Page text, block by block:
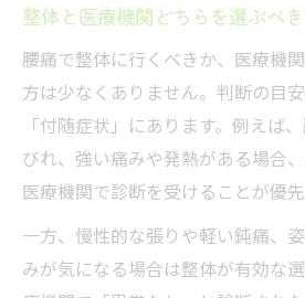
整体と医療機関どちらを選ぶべ
腰痛で整体に行くべきか、医療機
方は少なくありません。判断の目
「付随症状」にあります。例えば
びれ、強い痛みや発熱がある場合
医療機関で診断を受けることが優先
一方、慢性的な張りや軽い鈍痛、
みが気になる場合は整体が有効な